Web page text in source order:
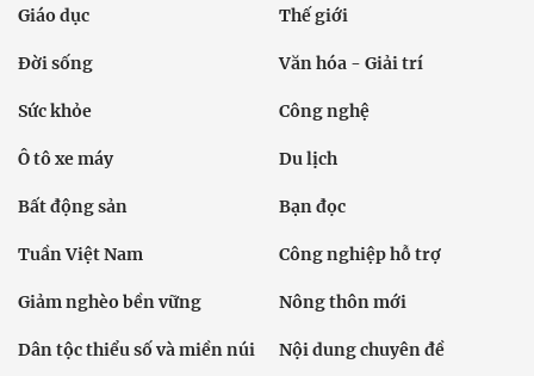
Giáo dục Thế giới
Đời sống Văn hóa - Giải trí
Sức khỏe Công nghệ
Ô tô xe máy Du lịch
Bất động sản Bạn đọc
Tuần Việt Nam Công nghiệp hỗ trợ
Giảm nghèo bền vững Nông thôn mới
Dân tộc thiểu số và miền núi Nội dung chuyên đề